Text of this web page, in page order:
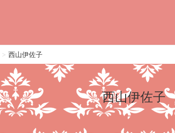
西山伊佐子
西山伊佐子